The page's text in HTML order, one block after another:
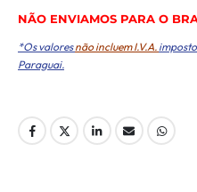
NÃO ENVIAMOS PARA O
*Os valoresnão incluem I.V.A.
Paraguai.